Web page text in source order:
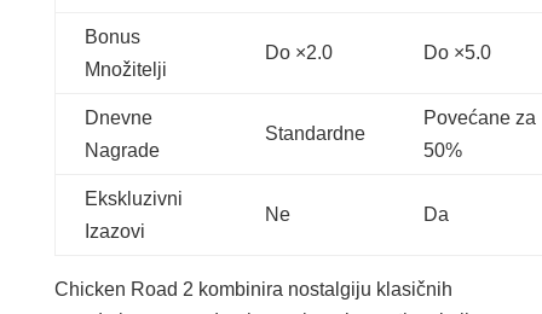
Bonus
Množitelji
Do ×2.0 Do ×5.0
Dnevne
Nagrade
Standardne
Povećane za
50%
Ekskluzivni
Izazovi
Ne Da
Chicken Road 2 kombinira nostalgiju klasičnih